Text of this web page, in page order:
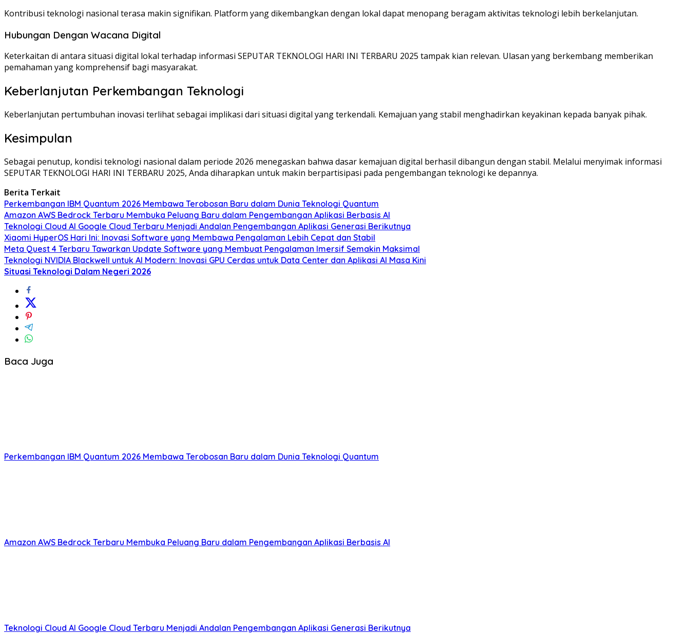
Kontribusi teknologi nasional terasa makin signifikan. Platform yang dikembangkan dengan lokal dapat menopang beragam aktivitas teknologi lebih berkelanjutan.
Hubungan Dengan Wacana Digital
Keterkaitan di antara situasi digital lokal terhadap informasi SEPUTAR TEKNOLOGI HARI INI TERBARU 2025 tampak kian relevan. Ulasan yang berkembang memberikan
pemahaman yang komprehensif bagi masyarakat.
Keberlanjutan Perkembangan Teknologi
Keberlanjutan pertumbuhan inovasi terlihat sebagai implikasi dari situasi digital yang terkendali. Kemajuan yang stabil menghadirkan keyakinan kepada banyak pihak.
Kesimpulan
Sebagai penutup, kondisi teknologi nasional dalam periode 2026 menegaskan bahwa dasar kemajuan digital berhasil dibangun dengan stabil. Melalui menyimak informasi
SEPUTAR TEKNOLOGI HARI INI TERBARU 2025, Anda diharapkan untuk makin berpartisipasi pada pengembangan teknologi ke depannya.
Berita Terkait
Perkembangan IBM Quantum 2026 Membawa Terobosan Baru dalam Dunia Teknologi Quantum
Amazon AWS Bedrock Terbaru Membuka Peluang Baru dalam Pengembangan Aplikasi Berbasis AI
Teknologi Cloud AI Google Cloud Terbaru Menjadi Andalan Pengembangan Aplikasi Generasi Berikutnya
Xiaomi HyperOS Hari Ini: Inovasi Software yang Membawa Pengalaman Lebih Cepat dan Stabil
Meta Quest 4 Terbaru Tawarkan Update Software yang Membuat Pengalaman Imersif Semakin Maksimal
Teknologi NVIDIA Blackwell untuk AI Modern: Inovasi GPU Cerdas untuk Data Center dan Aplikasi AI Masa Kini
Situasi Teknologi Dalam Negeri 2026
Baca Juga
Perkembangan IBM Quantum 2026 Membawa Terobosan Baru dalam Dunia Teknologi Quantum
Amazon AWS Bedrock Terbaru Membuka Peluang Baru dalam Pengembangan Aplikasi Berbasis AI
Teknologi Cloud AI Google Cloud Terbaru Menjadi Andalan Pengembangan Aplikasi Generasi Berikutnya